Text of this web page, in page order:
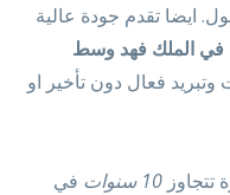
ايضا تقدم جودة عالية
في الملك فهد وسط
وتبريد فعال دون تأخير او
تتجاوز 10 سنوات
في